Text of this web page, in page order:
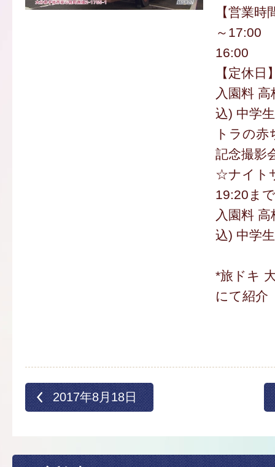
【営業
～17:00
16:00
【定休日
入園料
込) 中学
トラの
記念撮影
☆ナイト
19:20まで
入園料
込) 中学
*旅ドキ
にて紹介
2017年8月18日